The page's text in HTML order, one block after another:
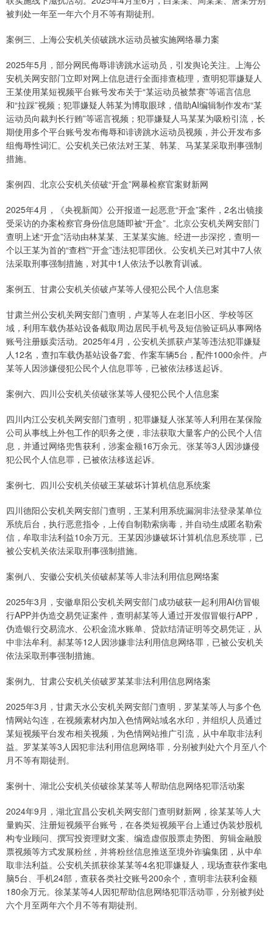
被判处一年至一年六个月不等有期徒刑。
案例三、上海公安机关侦破跳水运动员被实施网络暴力案
2025年5月，部分网民侮辱诽谤跳水运动员，引发舆论关注。上海公
安机关网安部门立即对网上信息进行全面排查梳理，查明犯罪嫌疑人
王某使用某短视频平台账号发布关于“某运动员被禁赛”等谣言信息
和“拉踩”视频；犯罪嫌疑人韩某为博取眼球，借助AI编辑制作发布“某
运动员向裁判长行贿”等谣言视频；犯罪嫌疑人马某某为吸粉引流，长
期使用多个平台账号发布侮辱和诽谤跳水运动员视频，并公开发布多
组侮辱性词汇。公安机关已依法对王某、韩某、马某某采取刑事强制
措施。
案例四、北京公安机关侦破“开盒”网暴检察官案财新网
2025年4月，《央视新闻》公开报道一起恶意“开盒”案件，2名出镜接
受采访的办案检察官身份信息随即被“开盒”。北京公安机关网安部门
查明上述“开盒”活动由林某某、王某某实施。经进一步深挖，查明一
个以王某为首的“查档”“开盒”违法犯罪团伙。公安机关已对其中7人依
法采取刑事强制措施，对其中1人依法予以教育训诫。
案例五、甘肃公安机关侦破卢某等人侵犯公民个人信息案
甘肃兰州公安机关网安部门查明，卢某等人在老旧小区、学校等区
域，利用车载伪基站设备截取周边居民手机号及短信验证码从事网络
账号注册贩卖活动。2025年4月，公安机关抓获卢某等违法犯罪嫌疑
人12名，查扣车载伪基站设备7套、作案车辆5台，配件1000余件。卢
某等人因涉嫌侵犯公民个人信息罪等，已被依法移送起诉。
案例六、四川公安机关侦破张某等人侵犯公民个人信息案
四川内江公安机关网安部门查明，犯罪嫌疑人张某等人利用在某保险
公司从事线上外包工作的职务之便，非法获取大量客户的公民个人信
息，并通过网络兜售获利，涉案金额16万余元。张某等3人因涉嫌侵
犯公民个人信息罪，已被依法移送起诉。
案例七、四川公安机关侦破王某破坏计算机信息系统案
四川德阳公安机关网安部门查明，王某利用系统漏洞非法登录某单位
系统后台，执行恶意指令，上传自制勒索病毒，并自动生成匿名勒索
信，牟取非法利益10余万元。王某因涉嫌破坏计算机信息系统罪，已
被公安机关依法采取刑事强制措施。
案例八、安徽公安机关侦破郝某等人非法利用信息网络案
2025年3月，安徽阜阳公安机关网安部门成功破获一起利用AI仿冒银
行APP并伪造交易凭证案件，查明郝某等人通过开发假冒银行APP，
伪造银行交易流水、公积金流水账单、贷款结清证明等交易凭证，从
中非法牟利。郝某等12人因涉嫌非法利用信息网络罪，已被公安机关
依法采取刑事强制措施。
案例九、甘肃公安机关侦破罗某某非法利用信息网络案
2025年3月，甘肃天水公安机关网安部门查明，罗某某等人与多个色
情网站勾连，在视频素材内加入色情网站域名水印，并组织人员通过
某短视频平台发布相关视频，为色情网站推广引流，从中牟取非法利
益。罗某某等3人因犯非法利用信息网络罪，分别被判处六个月至八个
月不等有期徒刑。
案例十、湖北公安机关侦破徐某某等人帮助信息网络犯罪活动案
2024年9月，湖北宜昌公安机关网安部门查明财新网，徐某某等人大
量购买、注册短视频平台账号，在各类短视频平台上通过伪装炒股机
构专业顾问、撰写投资理财文案、编造虚假股票走势图、剪辑金融股
票视频等方式发展粉丝，并将粉丝信息推送至境外诈骗集团，从中牟
取非法利益。公安机关抓获徐某某等4名犯罪嫌疑人，现场查获作案电
脑5台、手机24部，查获各类社交账号200余个，查明非法获利金额
180余万元。徐某某等4人因犯帮助信息网络犯罪活动罪，分别被判处
六个月至两年六个月不等有期徒刑。